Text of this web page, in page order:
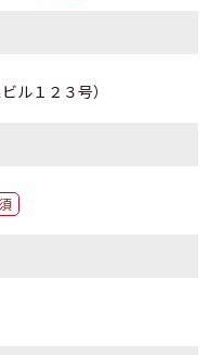
ル１２３号）